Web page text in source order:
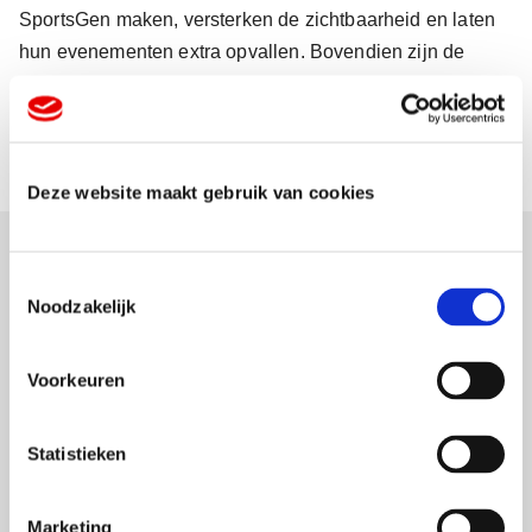
Deze website maakt gebruik van cookies
Noodzakelijk
Voorkeuren
Statistieken
Marketing
SportsGen maken, versterken de zichtbaarheid en laten
hun evenementen extra opvallen. Bovendien zijn de
Groots communiceren met
spandoeken